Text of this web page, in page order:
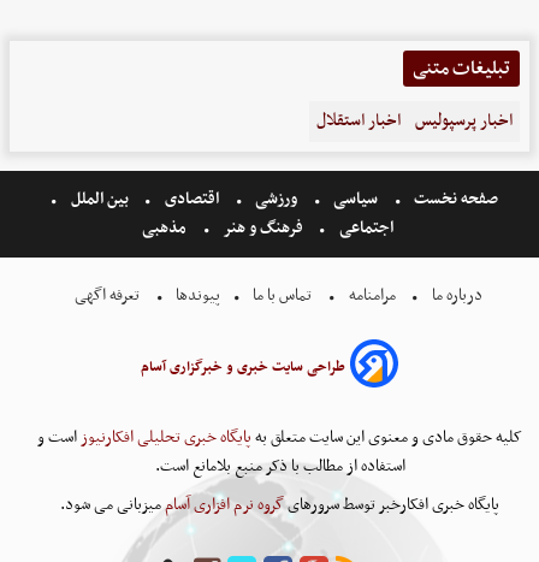
تبلیغات متنی
اخبار پرسپولیس اخبار استقلال
صفحه نخست سیاسی ورزشی اقتصادی
بین الملل
اجتماعی
فرهنگ و هنر مذهبی
درباره ما مرامنامه تماس با ما پیوندها تعرفه اگهی
طراحی سایت خبری و خبرگزاری آسام
کلیه حقوق مادی و معنوی این سایت متعلق بهپایگاه خبری تحلیلی افکارنیوز است و
استفاده از مطالب با ذکر منبع بلامانع است.
پایگاه خبری افکارخبر توسط سرورهایگروه نرم افزاری آساممیزبانی می شود.